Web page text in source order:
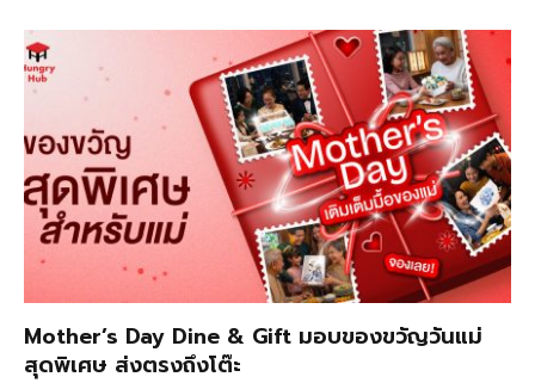
Mother’s Day Dine & Gift มอบของขวัญวันแม่
สุดพิเศษ ส่งตรงถึงโต๊ะ